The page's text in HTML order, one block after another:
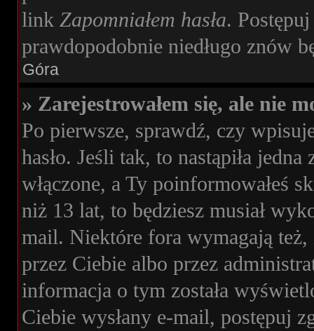
link Zapomniałem hasła.
prawdopodobnie niedługo znów
Góra
» Zarejestrowałem się, ale nie
Po pierwsze, sprawdź, czy
hasło. Jeśli tak, to nastąpiła
włączone, a Ty poinformowałeś
niż 13 lat, to będziesz musiał
mail. Niektóre fora wymagają
przez Ciebie albo przez
informacja o tym została
Ciebie wysłany e-mail, postępuj